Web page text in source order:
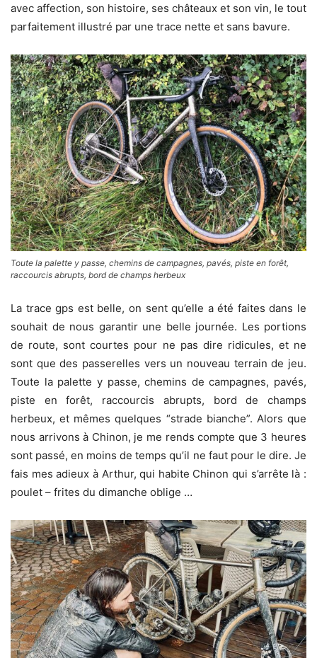
avec affection, son histoire, ses châteaux et son vin, le tout
parfaitement illustré par une trace nette et sans bavure.
Toute la palette y passe, chemins de campagnes, pavés, piste en forêt,
raccourcis abrupts, bord de champs herbeux
La trace gps est belle, on sent qu’elle a été faites dans le
souhait de nous garantir une belle journée. Les portions
de route, sont courtes pour ne pas dire ridicules, et ne
sont que des passerelles vers un nouveau terrain de jeu.
Toute la palette y passe, chemins de campagnes, pavés,
piste en forêt, raccourcis abrupts, bord de champs
herbeux, et mêmes quelques “strade bianche”. Alors que
nous arrivons à Chinon, je me rends compte que 3 heures
sont passé, en moins de temps qu’il ne faut pour le dire. Je
fais mes adieux à Arthur, qui habite Chinon qui s’arrête là :
poulet – frites du dimanche oblige …